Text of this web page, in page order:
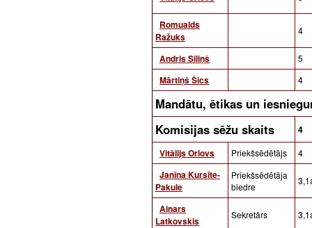
Romualds
Ražuks
4
Andris Siliņš 5
Mārtiņš Šics 4
Mandātu, ētikas un
Komisijas sēžu skaits
4
Vitālijs Orlovs
Priekšsēdētājs 4
Janīna Kursīte-
Pakule
Priekšsēdētāja
biedre
Ainars
Latkovskis
Sekretārs